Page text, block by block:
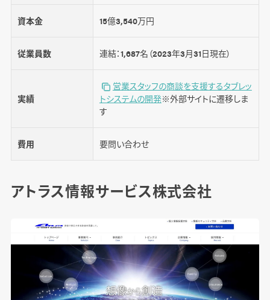
資本金 15億3,540万円
従業員数 連結：1,687名（2023年3月31日現在）
実績
営業スタッフの商談を支援するタブレッ
トシステムの開発※外部サイトに遷移しま
す
費用 要問い合わせ
アトラス情報サービス株式会社